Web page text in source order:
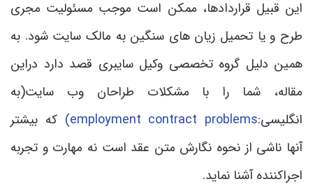
این قبیل قراردادها، ممکن است موجب مسئولیت مجری
طرح و یا تحمیل زیان های سنگین به مالک سایت شود. به
همین دلیل گروه تخصصی وکیل سایبری قصد دارد دراین
مقاله، شما را با مشکلات طراحان وب سایت(به
انگلیسی:employment contract problems)
که بیشتر
آنها ناشی از نحوه نگارش متن عقد است نه مهارت و تجربه
اجراکننده آشنا نماید.